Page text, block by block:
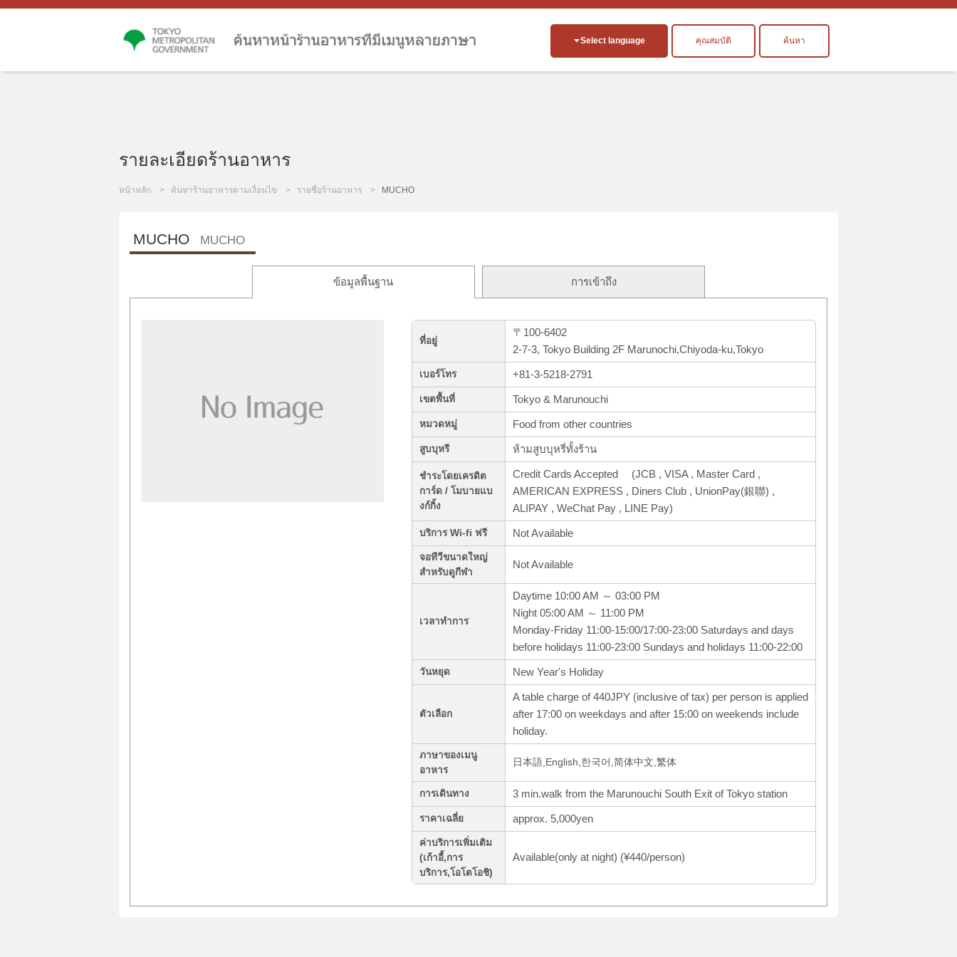
Select language คุณสมบัติ ค้นหา
รายละเอียดร้านอาหาร
หน้าหลัก ค้นหาร้านอาหารตามเงื่อนไข รายชื่อร้านอาหาร MUCHO
MUCHO MUCHO
ข้อมูลพื้นฐาน การเข้าถึง
ที่อยู่
〒100-6402
2-7-3, Tokyo Building 2F Marunochi,Chiyoda-ku,Tokyo
เบอร์โทร +81-3-5218-2791
เขตพื้นที่ Tokyo & Marunouchi
หมวดหมู่ Food from other countries
สูบบุหรี ห้ามสูบบุหรี่ทั้งร้าน
ชำระโดยเครดิต
การ์ด / โมบายแบ
งก์กิ้ง
Credit Cards Accepted (JCB , VISA , Master Card ,
AMERICAN EXPRESS , Diners Club , UnionPay(銀聯) ,
ALIPAY , WeChat Pay , LINE Pay)
บริการ Wi-fi ฟรี Not Available
จอทีวีขนาดใหญ่
สำหรับดูกีฬา
Not Available
เวลาทำการ
Daytime 10:00 AM ～ 03:00 PM
Night 05:00 AM ～ 11:00 PM
Monday-Friday 11:00-15:00/17:00-23:00 Saturdays and days
before holidays 11:00-23:00 Sundays and holidays 11:00-22:00
วันหยุด New Year's Holiday
ตัวเลือก
A table charge of 440JPY (inclusive of tax) per person is applied
after 17:00 on weekdays and after 15:00 on weekends include
holiday.
ภาษาของเมนู
อาหาร
日本語,English,한국어,简体中文,繁体
การเดินทาง 3 min.walk from the Marunouchi South Exit of Tokyo station
ราคาเฉลี่ย approx. 5,000yen
ค่าบริการเพิ่มเติม
(เก้าอี้,การ
บริการ,โอโตโอชิ)
Available(only at night) (¥440/person)